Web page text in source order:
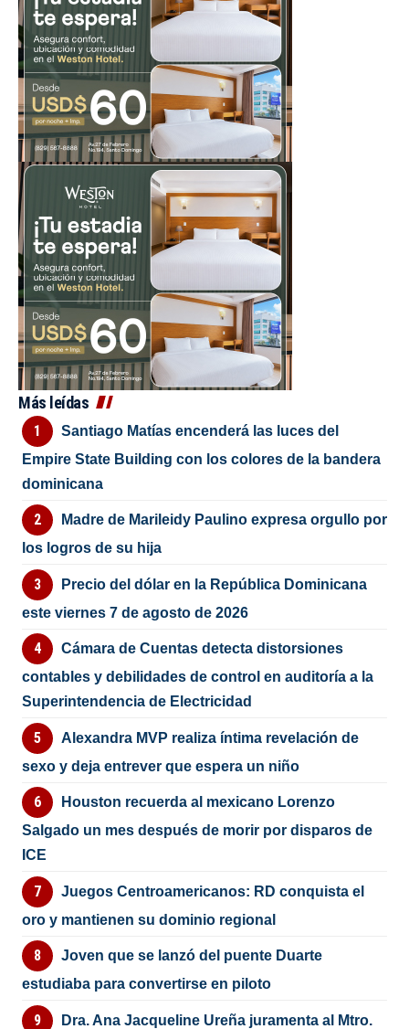
Más leídas
Santiago Matías encenderá las luces del
Empire State Building con los colores de la bandera
dominicana
Madre de Marileidy Paulino expresa orgullo por
los logros de su hija
Precio del dólar en la República Dominicana
este viernes 7 de agosto de 2026
Cámara de Cuentas detecta distorsiones
contables y debilidades de control en auditoría a la
Superintendencia de Electricidad
Alexandra MVP realiza íntima revelación de
sexo y deja entrever que espera un niño
Houston recuerda al mexicano Lorenzo
Salgado un mes después de morir por disparos de
ICE
Juegos Centroamericanos: RD conquista el
oro y mantienen su dominio regional
Joven que se lanzó del puente Duarte
estudiaba para convertirse en piloto
Dra. Ana Jacqueline Ureña juramenta al Mtro.